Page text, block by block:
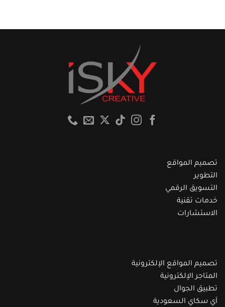
تصميم المواقع
التطوير
التسويق الرقمي
خدمات تقنية
الاستشارات
تصميم المواقع الإلكترونية
المتاجر الإلكترونية
تطبيق الجوال
آي سكاي السعودية